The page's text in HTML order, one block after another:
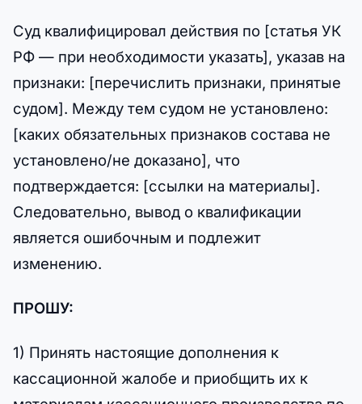
Суд квалифицировал действия по [статья УК
РФ — при необходимости указать], указав на
признаки: [перечислить признаки, принятые
судом]. Между тем судом не установлено:
[каких обязательных признаков состава не
установлено/не доказано], что
подтверждается: [ссылки на материалы].
Следовательно, вывод о квалификации
является ошибочным и подлежит
изменению.
ПРОШУ:
1) Принять настоящие дополнения к
кассационной жалобе и приобщить их к